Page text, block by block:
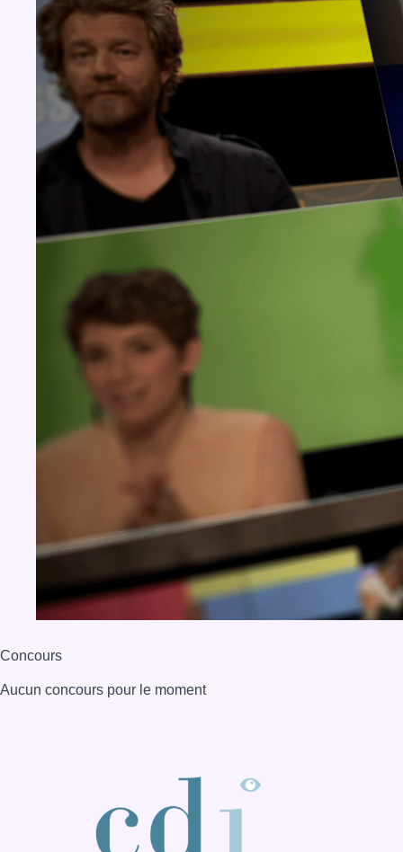
Concours
Aucun concours pour le moment